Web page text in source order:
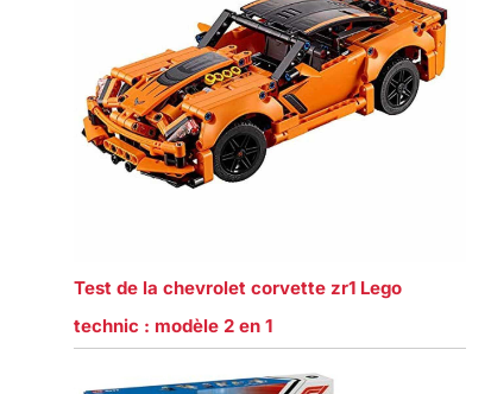
Test de la chevrolet corvette zr1 Lego
technic : modèle 2 en 1